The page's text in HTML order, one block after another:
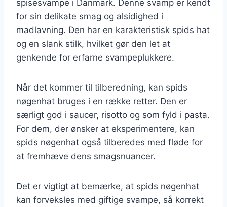
spisesvampe i Danmark. Denne svamp er kendt
for sin delikate smag og alsidighed i
madlavning. Den har en karakteristisk spids hat
og en slank stilk, hvilket gør den let at
genkende for erfarne svampeplukkere.
Når det kommer til tilberedning, kan spids
nøgenhat bruges i en række retter. Den er
særligt god i saucer, risotto og som fyld i pasta.
For dem, der ønsker at eksperimentere, kan
spids nøgenhat også tilberedes med fløde for
at fremhæve dens smagsnuancer.
Det er vigtigt at bemærke, at spids nøgenhat
kan forveksles med giftige svampe, så korrekt